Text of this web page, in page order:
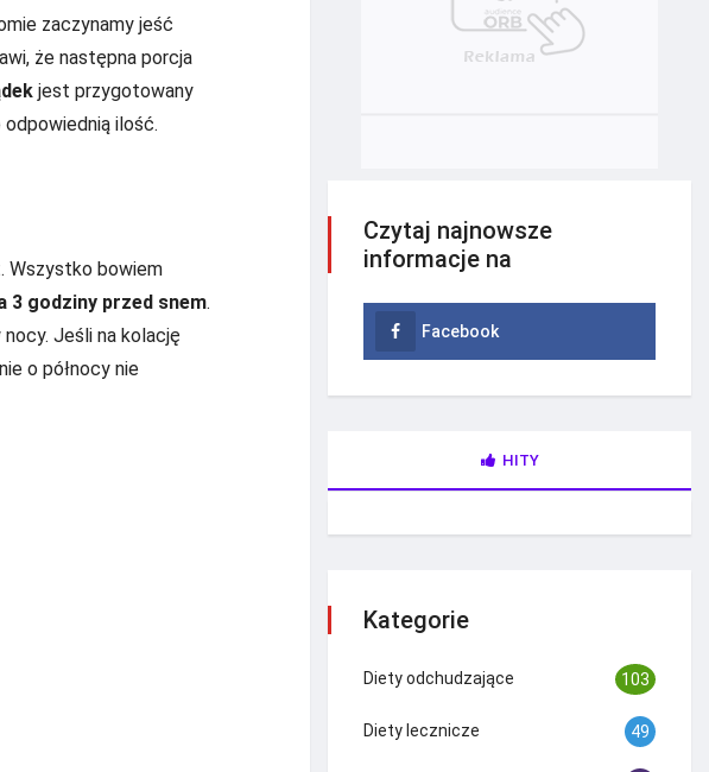
zaczynamy jeść
że następna porcja
jest przygotowany
ilość.
Wszystko bowiem
3 godziny przed snem.
Jeśli na kolację
o północy nie
Czytaj najnowsze
informacje na
Facebook
HITY
Kategorie
Diety odchudzające 103
Diety lecznicze 49